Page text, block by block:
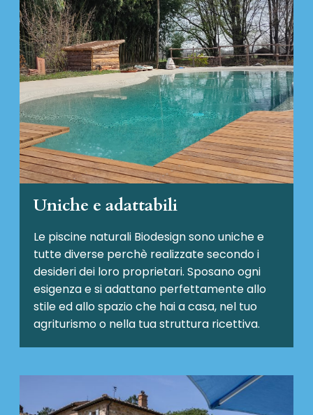
Uniche e adattabili
Le piscine naturali Biodesignsono uniche e
tutte diverse perchè realizzate secondo i
desideri dei loro proprietari. Sposano ogni
esigenza e si adattano perfettamente allo
stile ed allo spazio che hai a casa, nel tuo
agriturismo o nella tua struttura ricettiva.